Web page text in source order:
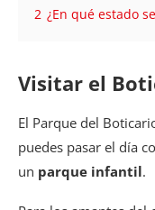
2 ¿En qué estado
Visitar el
El Parque del
puedes pasar el día
un parque infantil.